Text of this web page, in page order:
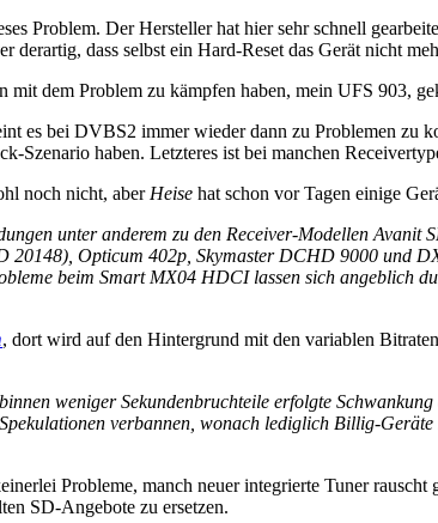
Problem. Der Hersteller hat hier sehr schnell
derartig, dass selbst ein Hard-Reset das Gerät nicht
mit dem Problem zu kämpfen haben, mein UFS 903,
es bei DVBS2 immer wieder dann zu Problemen
Szenario haben. Letzteres ist bei manchen
noch nicht, aberHeise hat schon vor Tagen einige
unter anderem zu den Receiver-Modellen
Opticum 402p, Skymaster DCHD 9000 und
beim Smart MX04 HDCI lassen sich angeblich
, dort wird auf den Hintergrund mit den variablen
weniger Sekundenbruchteile erfolgte
verbannen, wonach lediglich Billig-
Probleme, manch neuer integrierte Tuner
SD-Angebote zu ersetzen.